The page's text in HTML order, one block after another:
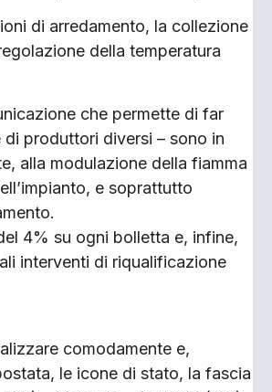
di arredamento, la collezione
della temperatura
che permette di far
produttori diversi – sono in
alla modulazione della fiamma
e soprattutto
4% su ogni bolletta e, infine,
interventi di riqualificazione
comodamente e,
le icone di stato, la fascia